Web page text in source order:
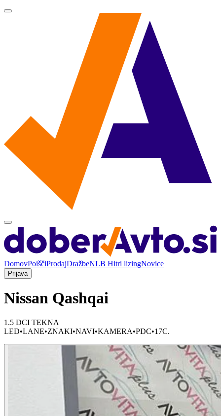
DomovPoiščiProdajDražbeNLB Hitri lizingNovice
Prijava
Nissan Qashqai
1.5 DCI TEKNA
LED•LANE•ZNAKI•NAVI•KAMERA•PDC•17C.